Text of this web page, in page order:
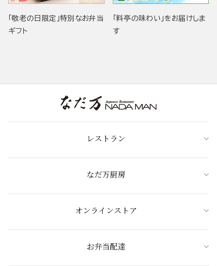
「敬老の日限定」特別なお弁当
ギフト
「料亭の味わい」をお届けしま
す
レストラン
なだ万厨房
オンラインストア
お弁当配達